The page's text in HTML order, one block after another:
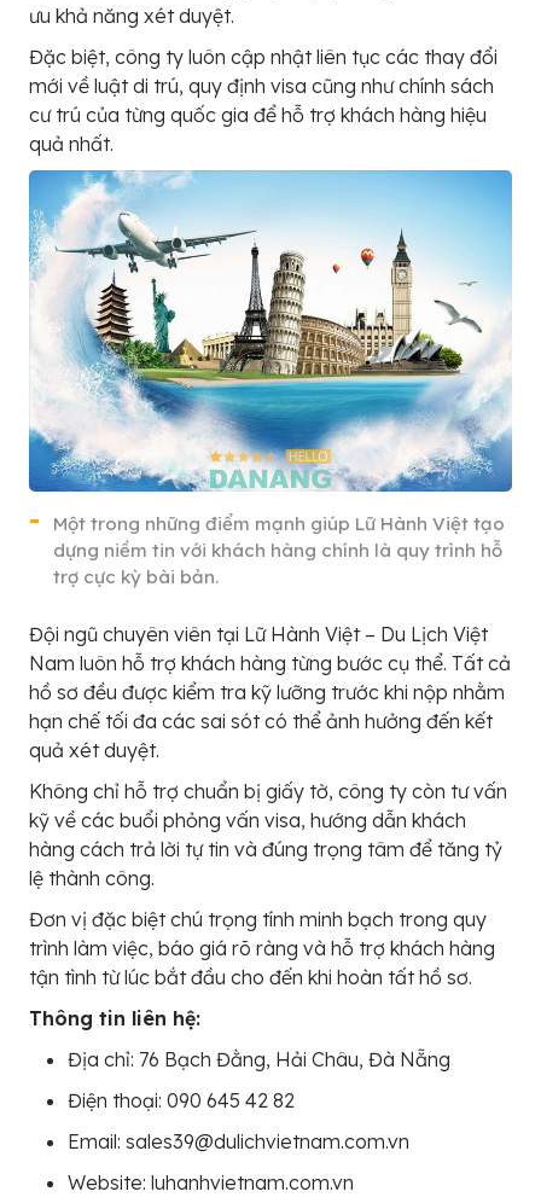
ưu khả năng xét duyệt.
Đặc biệt, công ty luôn cập nhật liên tục các thay đổi
mới về luật di trú, quy định visa cũng như chính sách
cư trú của từng quốc gia để hỗ trợ khách hàng hiệu
quả nhất.
Một trong những điểm mạnh giúp Lữ Hành Việt tạo
dựng niềm tin với khách hàng chính là quy trình hỗ
trợ cực kỳ bài bản.
Đội ngũ chuyên viên tại Lữ Hành Việt – Du Lịch Việt
Nam luôn hỗ trợ khách hàng từng bước cụ thể. Tất cả
hồ sơ đều được kiểm tra kỹ lưỡng trước khi nộp nhằm
hạn chế tối đa các sai sót có thể ảnh hưởng đến kết
quả xét duyệt.
Không chỉ hỗ trợ chuẩn bị giấy tờ, công ty còn tư vấn
kỹ về các buổi phỏng vấn visa, hướng dẫn khách
hàng cách trả lời tự tin và đúng trọng tâm để tăng tỷ
lệ thành công.
Đơn vị đặc biệt chú trọng tính minh bạch trong quy
trình làm việc, báo giá rõ ràng và hỗ trợ khách hàng
tận tình từ lúc bắt đầu cho đến khi hoàn tất hồ sơ.
Thông tin liên hệ:
Địa chỉ: 76 Bạch Đằng, Hải Châu, Đà Nẵng
Điện thoại: 090 645 42 82
Email: sales39@dulichvietnam.com.vn
Website: luhanhvietnam.com.vn